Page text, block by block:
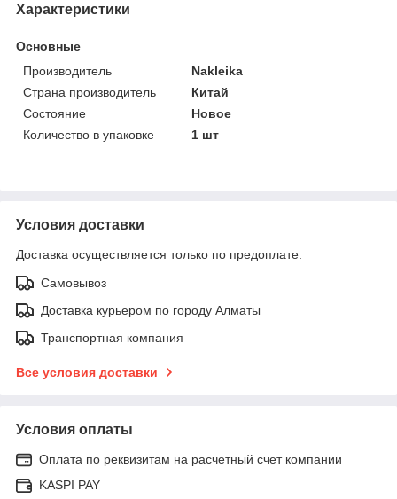
Характеристики
Основные
Производитель
Nakleika
Страна производитель
Китай
Состояние
Новое
Количество в упаковке
1 шт
Условия доставки
Доставка осуществляется только по предоплате.
Самовывоз
Доставка курьером по городу Алматы
Транспортная компания
Все условия доставки
Условия оплаты
Оплата по реквизитам на расчетный счет компании
KASPI PAY